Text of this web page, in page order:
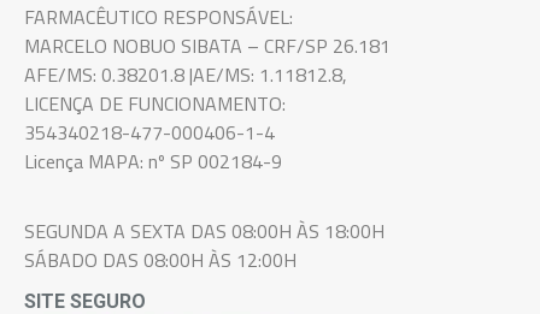
FARMACÊUTICO RESPONSÁVEL:
MARCELO NOBUO SIBATA – CRF/SP 26.181
AFE/MS: 0.38201.8 |AE/MS: 1.11812.8,
LICENÇA DE FUNCIONAMENTO:
354340218-477-000406-1-4
Licença MAPA: nº SP 002184-9
SEGUNDA A SEXTA DAS 08:00H ÀS 18:00H
SÁBADO DAS 08:00H ÀS 12:00H
SITE SEGURO